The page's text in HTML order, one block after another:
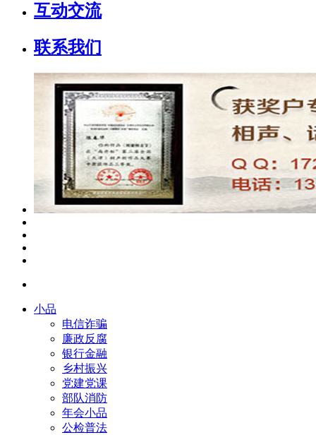
互动交流
联系我们
小品
电信诈骗
廉政反腐
银行金融
乡村振兴
党建党课
部队消防
年会小品
公检普法